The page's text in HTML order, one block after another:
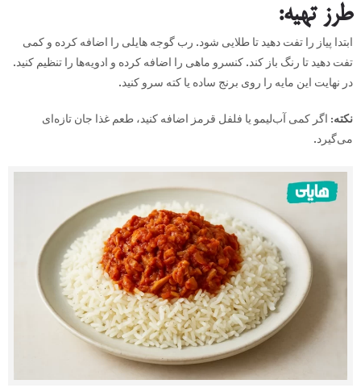
طرز تهیه:
ابتدا پیاز را تفت دهید تا طلایی شود. رب گوجه هایلی را اضافه کرده و کمی
تفت دهید تا رنگ باز کند. کنسرو ماهی را اضافه کرده و ادویه‌ها را تنظیم کنید.
در نهایت این مایه را روی برنج ساده یا کته سرو کنید.
نکته: اگر کمی آب‌لیمو یا فلفل قرمز اضافه کنید، طعم غذا جان تازه‌ای
می‌گیرد.